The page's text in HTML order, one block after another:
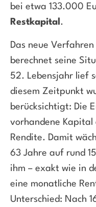
bei etwa 133.000
Restkapital .
Das neue
berechnet seine
52. Lebensjahr lief
diesem Zeitpunkt
berücksichtigt: Die
vorhandene
Rendite. Damit
63 Jahre auf rund
ihm – exakt wie in
eine monatliche
Unterschied: Nach